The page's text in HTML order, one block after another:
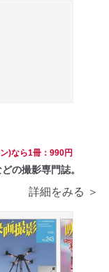
)なら1冊：990円
の撮影専門誌。
詳細をみる ＞